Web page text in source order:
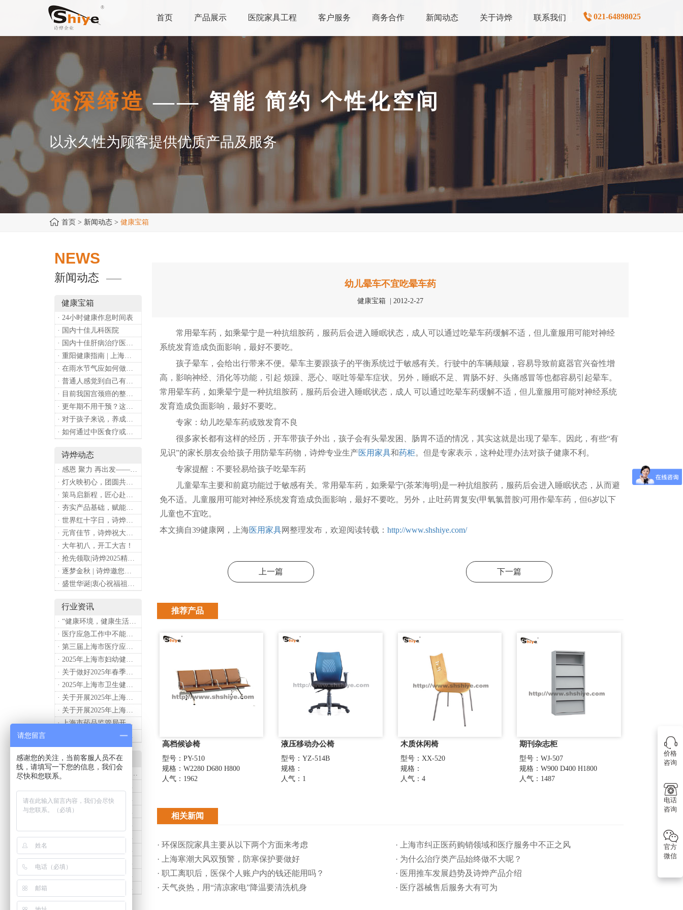
首页 产品展示 医院家具工程 客户服务 商务合作 新闻动态 关于诗烨 联系我们 021-64898025
资深缔造—— 智能 简约 个性化空间
以永久性为顾客提供优质产品及服务
首页 > 新闻动态 > 健康宝箱
NEWS
新闻动态
健康宝箱
· 24小时健康作息时间表
· 国内十佳儿科医院
· 国内十佳肝病治疗医院排行
· 重阳健康指南 | 上海诗烨：秋养正当时，这份健康小贴士请收好​
· 在雨水节气应如何做好健康保健？
· 普通人感觉到自己有心理问题，有哪些方式可以来帮助缓解？
· 目前我国宫颈癌的整体流行情况和防治形势如何？
· 更年期不用干预？这是个误会
· 对于孩子来说，养成哪些好习惯能够预防近视？
· 如何通过中医食疗或穴位按摩等方式来祛湿健脾？
诗烨动态
· 感恩 聚力 再出发——上海诗烨企业发展有限公司成立20周年庆典
· 灯火映初心，团圆共安康 —— 诗烨恭祝大家元宵喜乐
· 策马启新程，匠心赴华章——诗烨开工大吉
· 夯实产品基础，赋能专业服务——上海诗烨办公椅产品基础知识培训圆满开展
· 世界红十字日，诗烨向全体红十字人致以最诚挚的节日祝福
· 元宵佳节，诗烨祝大家团团圆圆
· 大年初八，开工大吉！
· 抢先领取|诗烨2025精美台历超前放送！
· 逐梦金秋 | 诗烨邀您共赴第90届中国国际医疗器械博览会
· 盛世华诞|衷心祝福祖国母亲昌盛富强！
行业资讯
· “健康环境，健康生活”，上海第37个爱国卫生月系列活动
· 医疗应急工作中不能忽略的设备：医用转运车
· 第三届上海市医疗应急青年职业技能大赛暨第八届进博会医疗保障技能大比武活动通知
· 2025年上海市妇幼健康工作要点
· 关于做好2025年春季新冠病毒感染等重点传染病防治工作的通知
· 2025年上海市卫生健康工作要点
· 关于开展2025年上海市健康街镇建设工作的通知
· 关于开展2025年上海市中小微型企业职业健康帮扶工作的通知
· 上海市药品监管局开展进口医疗器械转境内生产工作调研
· 2024年度上海药品监管工作十大亮点
产品知识
· 诗烨推荐：T系列医用推车介绍
· 诗烨医用床头柜购买联系方式及交货时间
· 医用推车发展趋势及诗烨产品介绍
· 诗烨不锈钢仪器车结构详解及应用用途
· 诗烨液压抢救车与手摇抢救车选购指南
· 诗烨不锈钢医用屏风标准款优选四折屏风的核心缘由
· 诗烨西药柜与中药柜的区别及采购选择影响分析
· 诗烨豪华儿童病床婴幼儿功能设计及使用效果
· 诗烨医用办公桌与普通办公桌的区别及医院采购优势
· 诗烨网布办公椅与真皮办公椅优势及选购指南
幼儿晕车不宜吃晕车药
健康宝箱 | 2012-2-27
常用晕车药，如乘晕宁是一种抗组胺药，服药后会进入睡眠状态，成人可以通过吃晕车药缓解不适，但儿童服用可能对神经
系统发育造成负面影响，最好不要吃。
孩子晕车，会给出行带来不便。晕车主要跟孩子的平衡系统过于敏感有关。行驶中的车辆颠簸，容易导致前庭器官兴奋性增
高，影响神经、消化等功能，引起 烦躁、恶心、呕吐等晕车症状。另外，睡眠不足、胃肠不好、头痛感冒等也都容易引起晕车。
常用晕车药，如乘晕宁是一种抗组胺药，服药后会进入睡眠状态，成人 可以通过吃晕车药缓解不适，但儿童服用可能对神经系统
发育造成负面影响，最好不要吃。
专家：幼儿吃晕车药或致发育不良
很多家长都有这样的经历，开车带孩子外出，孩子会有头晕发困、肠胃不适的情况，其实这就是出现了晕车。因此，有些“有
见识”的家长朋友会给孩子用防晕车药物，诗烨专业生产医用家具和药柜。但是专家表示，这种处理办法对孩子健康不利。
专家提醒：不要轻易给孩子吃晕车药
儿童晕车主要和前庭功能过于敏感有关。常用晕车药，如乘晕宁(茶苯海明)是一种抗组胺药，服药后会进入睡眠状态，从而避
免不适。儿童服用可能对神经系统发育造成负面影响，最好不要吃。另外，止吐药胃复安(甲氧氯普胺)可用作晕车药，但6岁以下
儿童也不宜吃。
本文摘自39健康网，上海医用家具网整理发布，欢迎阅读转载： http://www.shshiye.com/
上一篇 下一篇
推荐产品
高档候诊椅
型号：PY-510
规格：W2280 D680 H800
人气：1962
液压移动办公椅
型号：YZ-514B
规格：
人气：1
木质休闲椅
型号：XX-520
规格：
人气：4
期刊杂志柜
型号：WJ-507
规格：W900 D400 H1800
人气：1487
相关新闻
· 环保医院家具主要从以下两个方面来考虑
· 上海市纠正医药购销领域和医疗服务中不正之风
· 上海寒潮大风双预警，防寒保护要做好
· 为什么治疗类产品始终做不大呢？
· 职工离职后，医保个人账户内的钱还能用吗​？
· 医用推车发展趋势及诗烨产品介绍
· 天气炎热，用“清凉家电”降温要清洗机身
· 医疗器械售后服务大有可为
价格
咨询
电话
咨询
官方
微信
请您留言
感谢您的关注，当前客服人员不在
线，请填写一下您的信息，我们会
尽快和您联系。